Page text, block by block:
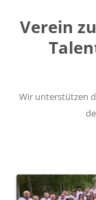
springen
Verein
Wir unterstützen